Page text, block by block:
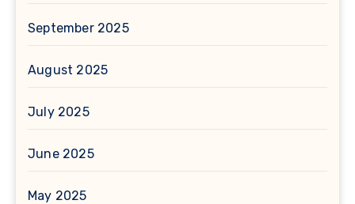
September 2025
August 2025
July 2025
June 2025
May 2025